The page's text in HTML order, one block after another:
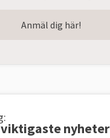
Anmäl dig här!
viktigaste nyheter